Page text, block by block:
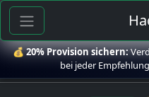
💰20% Provision sichern:
bei jeder